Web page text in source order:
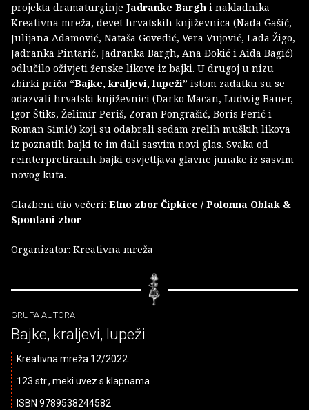
projekta dramaturginje Jadranke Bargh i nakladnika
Kreativna mreža, devet hrvatskih književnica (Nada Gašić,
Julijana Adamović, Nataša Govedić, Vera Vujović, Lada Žigo,
Jadranka Pintarić, Jadranka Bargh, Ana Đokić i Aida Bagić)
odlučilo oživjeti ženske likove iz bajki. U drugoj u nizu
zbirki priča “Bajke, kraljevi, lupeži” istom zadatku su se
odazvali hrvatski književnici (Darko Macan, Ludwig Bauer,
Igor Štiks, Želimir Periš, Zoran Pongrašić, Boris Perić i
Roman Simić) koji su odabrali sedam zrelih muških likova
iz poznatih bajki te im dali sasvim novi glas. Svaka od
reinterpretiranih bajki osvjetljava glavne junake iz sasvim
novog kuta.
Glazbeni dio večeri: Etno zbor Čipkice / Polonna Oblak &
Spontani zbor
Organizator: Kreativna mreža
GRUPA AUTORA
Bajke, kraljevi, lupeži
Kreativna mreža 12/2022.
123 str., meki uvez s klapnama
ISBN 9789538244582